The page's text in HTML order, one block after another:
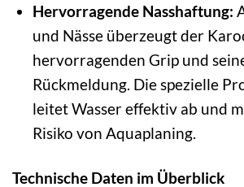
Hervorragende Nasshaftung:
und Nässe überzeugt der
hervorragenden Grip und
Rückmeldung. Die spezielle
leitet Wasser effektiv ab und
Risiko von Aquaplaning.
Technische Daten im Überblick